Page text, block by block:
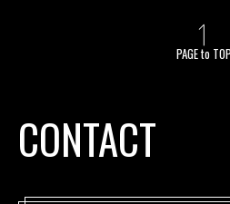
PAGE to TOP
CONTACT